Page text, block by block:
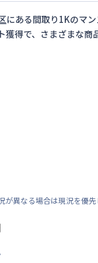
にある間取り1Kのマ
獲得で、さまざまな商
異なる場合は現況を優先